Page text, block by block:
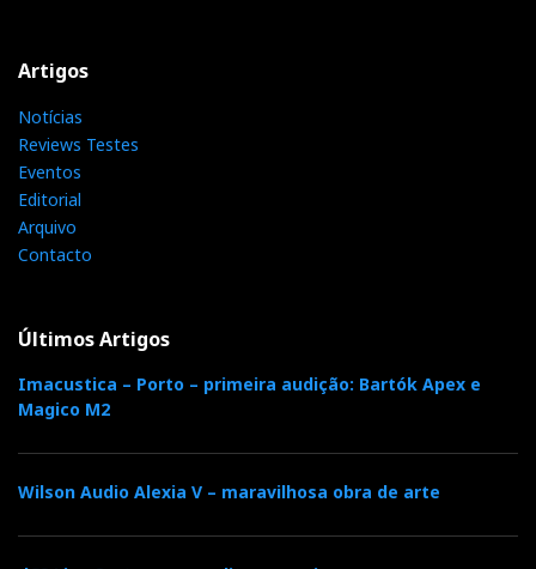
Artigos
Notícias
Reviews Testes
Eventos
Editorial
Arquivo
Contacto
Últimos Artigos
Imacustica – Porto – primeira audição: Bartók Apex e
Magico M2
Wilson Audio Alexia V – maravilhosa obra de arte